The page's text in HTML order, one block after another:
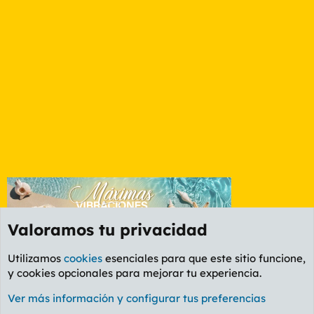
Foro General
Cookies
PL OLDSTYLE AMARILLO
Valoramos tu privacidad
Utilizamos cookies esenciales para que este sitio funcione,
y cookies opcionales para mejorar tu experiencia.
Ver más información y configurar tus preferencias